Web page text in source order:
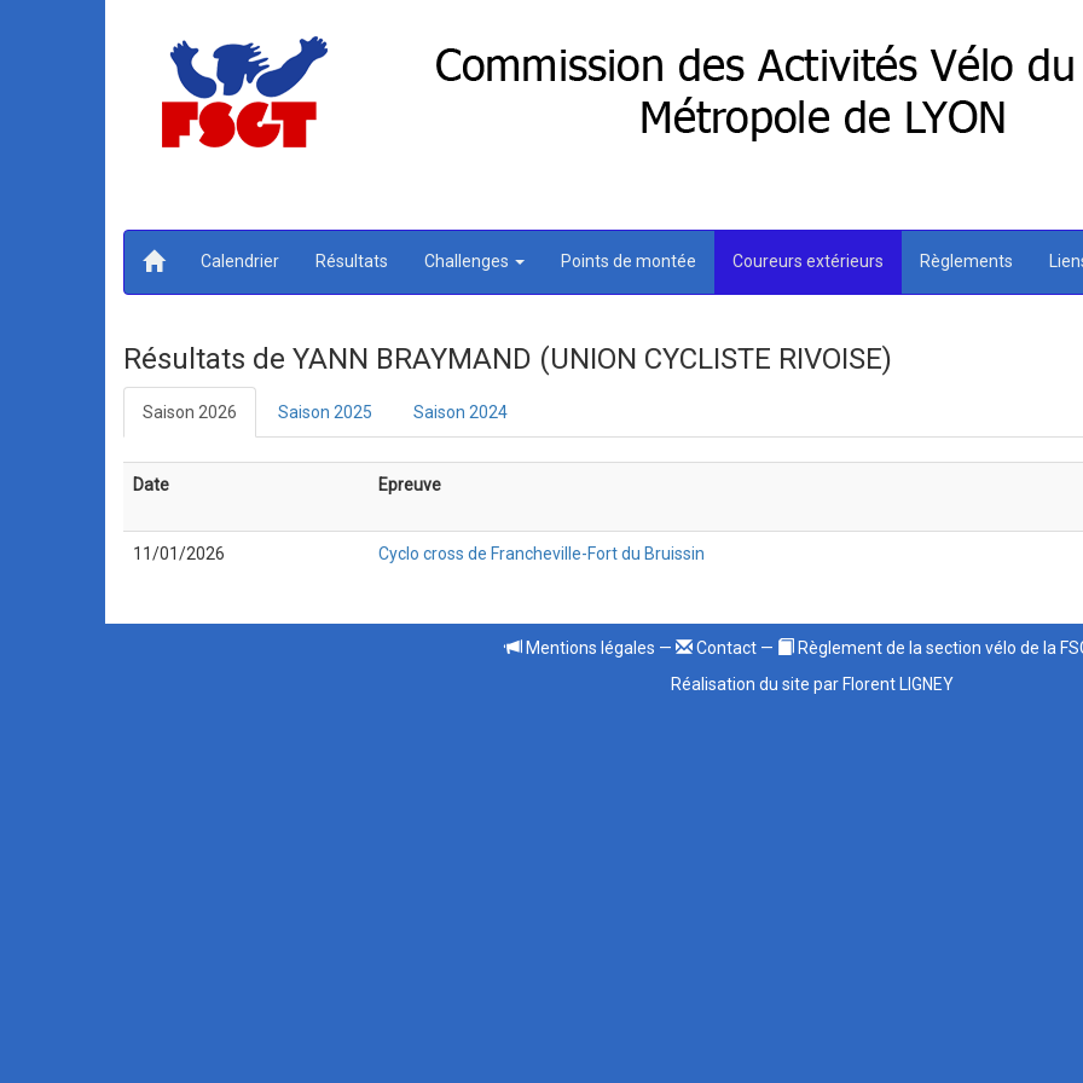
Calendrier Résultats Challenges Points de montée Coureurs extérieurs Règlements
Résultats de YANN BRAYMAND (UNION CYCLISTE RIVOISE)
Saison 2026 Saison 2025 Saison 2024
Date Epreuve
11/01/2026 Cyclo cross de Francheville-Fort du Bruissin
Mentions légales — Contact—
Règlement de la section vélo de la
Réalisation du site par Florent LIGNEY